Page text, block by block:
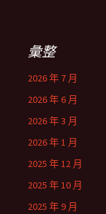
彙整
2026 年 7 月
2026 年 6 月
2026 年 3 月
2026 年 1 月
2025 年 12 月
2025 年 10 月
2025 年 9 月